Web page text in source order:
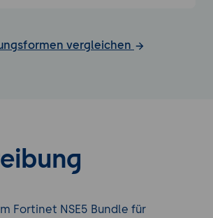
vergleichen
Fortinet NSE5 Bundle für